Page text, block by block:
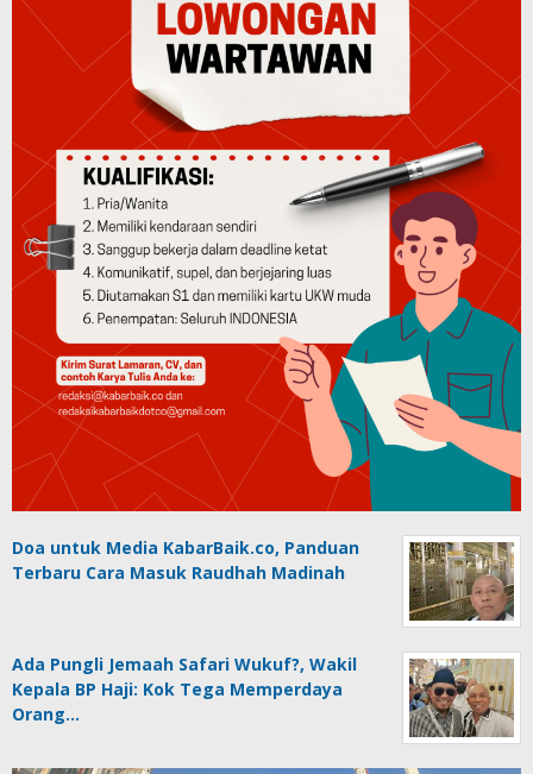
Doa untuk Media KabarBaik.co, Panduan
Terbaru Cara Masuk Raudhah Madinah
Ada Pungli Jemaah Safari Wukuf?, Wakil
Kepala BP Haji: Kok Tega Memperdaya
Orang…